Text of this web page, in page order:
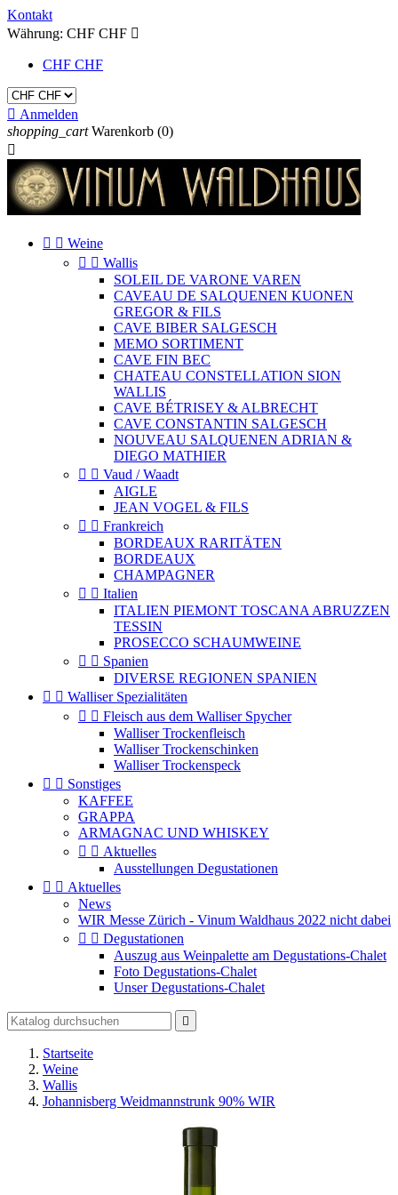
Kontakt
Währung: CHF CHF 
CHF CHF
 Anmelden
shopping_cart Warenkorb (0)

  Weine
  Wallis
SOLEIL DE VARONE VAREN
CAVEAU DE SALQUENEN KUONEN
GREGOR & FILS
CAVE BIBER SALGESCH
MEMO SORTIMENT
CAVE FIN BEC
CHATEAU CONSTELLATION SION
WALLIS
CAVE BÉTRISEY & ALBRECHT
CAVE CONSTANTIN SALGESCH
NOUVEAU SALQUENEN ADRIAN &
DIEGO MATHIER
  Vaud / Waadt
AIGLE
JEAN VOGEL & FILS
  Frankreich
BORDEAUX RARITÄTEN
BORDEAUX
CHAMPAGNER
  Italien
ITALIEN PIEMONT TOSCANA ABRUZZEN
TESSIN
PROSECCO SCHAUMWEINE
  Spanien
DIVERSE REGIONEN SPANIEN
  Walliser Spezialitäten
  Fleisch aus dem Walliser Spycher
Walliser Trockenfleisch
Walliser Trockenschinken
Walliser Trockenspeck
  Sonstiges
KAFFEE
GRAPPA
ARMAGNAC UND WHISKEY
  Aktuelles
Ausstellungen Degustationen
  Aktuelles
News
WIR Messe Zürich - Vinum Waldhaus 2022 nicht dabei
  Degustationen
Auszug aus Weinpalette am Degustations-Chalet
Foto Degustations-Chalet
Unser Degustations-Chalet

Startseite
Weine
Wallis
Johannisberg Weidmannstrunk 90% WIR